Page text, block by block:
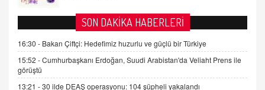
AV. DOĞAN CAN DOĞAN
Kişisel verilerin korunması ve dijital hukukun
gelişimi
15.09.2025 16:17
SEHER EREK
SON DAKİKA HABERLERİ
16:30 - Bakan Çiftçi: Hedefimiz huzurlu ve güçlü bir Türkiye
15:52 -Cumhurbaşkanı Erdoğan, Suudi Arabistan'da Veliaht Prens ile
görüştü
13:21 -30 ilde DEAŞ operasyonu: 104 şüpheli yakalandı